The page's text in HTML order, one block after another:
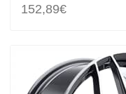
152,89€